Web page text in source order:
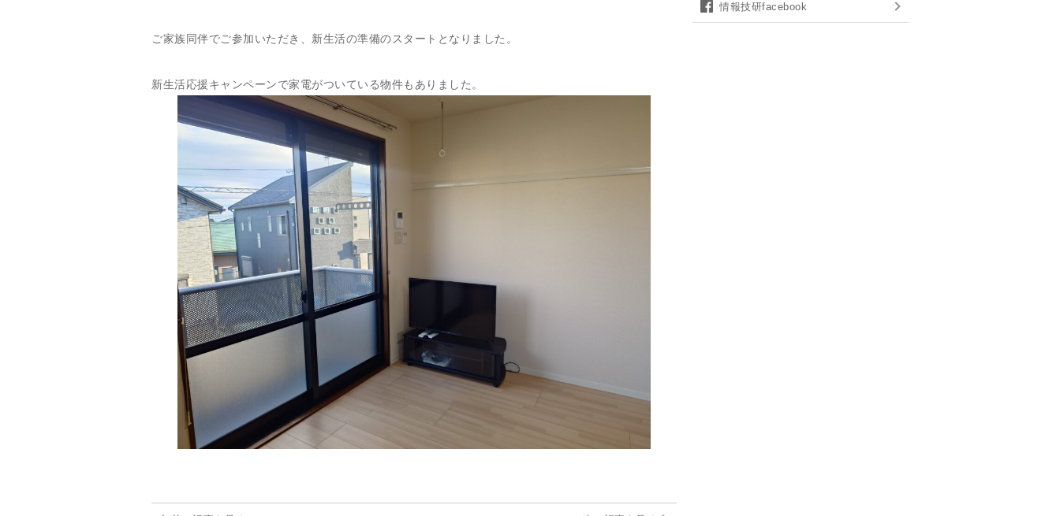
ご家族同伴でご参加いただき、新生活の準備のスタートとなりました。
新生活応援キャンペーンで家電がついている物件もありました。
情報技研facebook